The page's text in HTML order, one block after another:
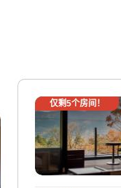
仅剩5个房间！